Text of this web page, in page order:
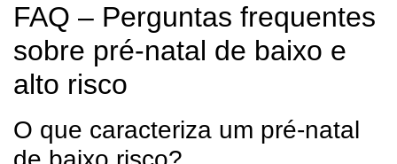
FAQ – Perguntas frequentes
sobre pré-natal de baixo e
alto risco
O que caracteriza um pré-natal